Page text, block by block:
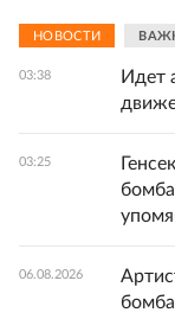
НОВОСТИ
03:38
Идет
03:25
06.08.2026